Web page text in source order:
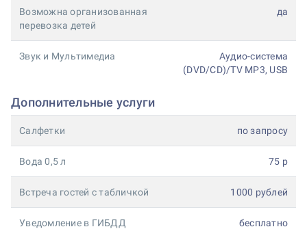
Возможна организованная
перевозка детей
да
Звук и Мультимедиа
Аудио-система
(DVD/CD)/TV MP3, USB
Дополнительные услуги
Салфетки по запросу
Вода 0,5 л 75 р
Встреча гостей с табличкой 1000 рублей
Уведомление в ГИБДД бесплатно